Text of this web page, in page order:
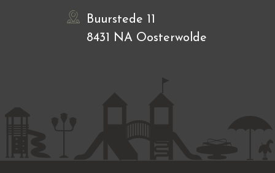
Buurstede 11
8431 NA Oosterwolde